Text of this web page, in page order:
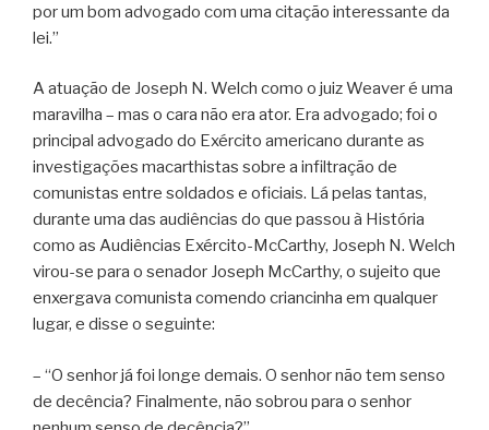
por um bom advogado com uma citação interessante da
lei.”
A atuação de Joseph N. Welch como o juiz Weaver é uma
maravilha – mas o cara não era ator. Era advogado; foi o
principal advogado do Exército americano durante as
investigações macarthistas sobre a infiltração de
comunistas entre soldados e oficiais. Lá pelas tantas,
durante uma das audiências do que passou à História
como as Audiências Exército-McCarthy, Joseph N. Welch
virou-se para o senador Joseph McCarthy, o sujeito que
enxergava comunista comendo criancinha em qualquer
lugar, e disse o seguinte:
– “O senhor já foi longe demais. O senhor não tem senso
de decência? Finalmente, não sobrou para o senhor